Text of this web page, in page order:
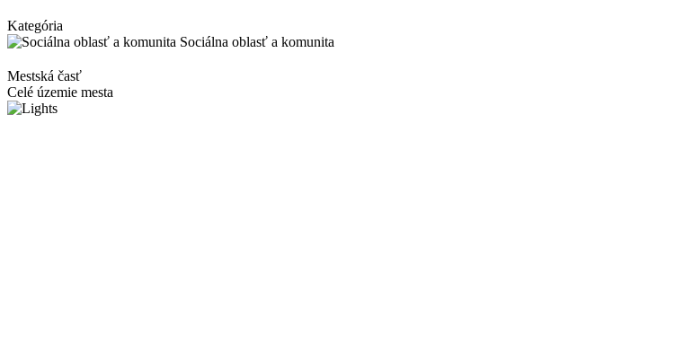
Kategória
Sociálna oblasť a komunita
Mestská časť
Celé územie mesta